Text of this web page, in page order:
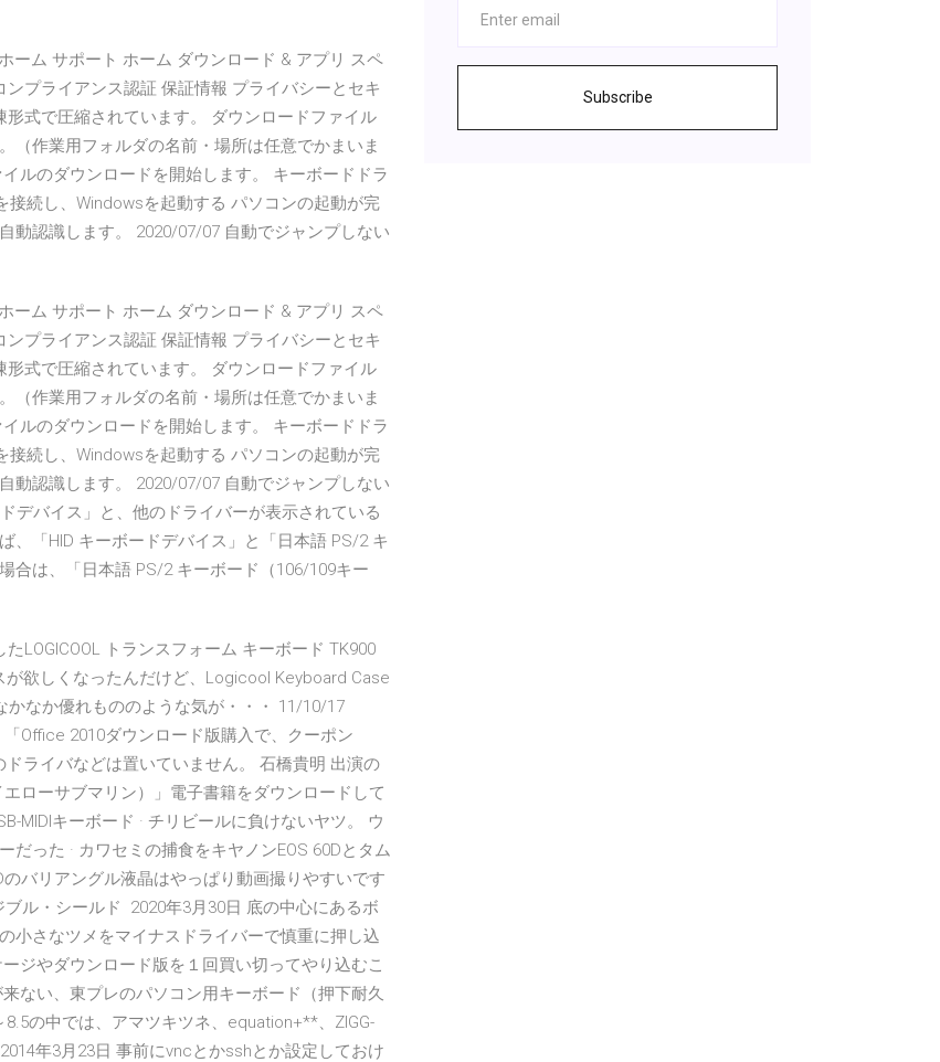
ーム サポート ホーム ダウンロード & アプリ スペ
プライアンス認証 保証情報 プライバシーとセキ
式で圧縮されています。 ダウンロードファイル
（作業用フォルダの名前・場所は任意でかまいま
ルのダウンロードを開始します。 キーボードドラ
続し、Windowsを起動する パソコンの起動が完
動認識します。 2020/07/07 自動でジャンプしない
ーム サポート ホーム ダウンロード & アプリ スペ
プライアンス認証 保証情報 プライバシーとセキ
式で圧縮されています。 ダウンロードファイル
（作業用フォルダの名前・場所は任意でかまいま
ルのダウンロードを開始します。 キーボードドラ
続し、Windowsを起動する パソコンの起動が完
動認識します。 2020/07/07 自動でジャンプしない
デバイス」と、他のドライバーが表示されている
、「HID キーボードデバイス」と「日本語 PS/2 キ
合は、「日本語 PS/2 キーボード（106/109キー
LOGICOOL トランスフォーム キーボード TK900
欲しくなったんだけど、Logicool Keyboard Case
かなか優れもののような気が・・・ 11/10/17
Office 2010ダウンロード版購入で、クーポン
ライバなどは置いていません。 石橋貴明 出演の
ローサブマリン）」電子書籍をダウンロードして
MIDIキーボード · チリビールに負けないヤツ。 ウ
った · カワセミの捕食をキヤノンEOS 60Dとタム
のバリアングル液晶はやっぱり動画撮りやすいです
ル・シールド 2020年3月30日 底の中心にあるボ
小さなツメをマイナスドライバーで慎重に押し込
ジやダウンロード版を１回買い切ってやり込むこ
ない、東プレのパソコン用キーボード（押下耐久
の中では、アマツキツネ、equation+**、ZIGG-
年3月23日 事前にvncとかsshとか設定しておけ
Subscribe